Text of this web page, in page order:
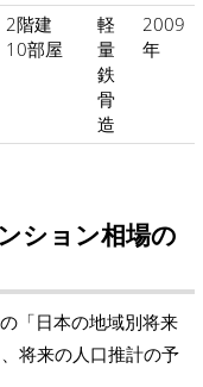
2階建
10部屋
軽
量
鉄
骨
造
2009
年
ション相場の
「日本の地域別将来
将来の人口推計の予